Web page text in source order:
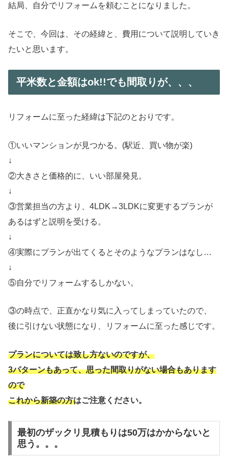
結局、自分でリフォームを頼むことになりました。
そこで、今回は、その経緯と、費用について説明していき
たいと思います。
平米数と金額はok!!でも間取りが、、、
リフォームに至った経緯は下記のとおりです。
①いいマンションが見つかる。(駅近、買い物が楽)
↓
②大きさと価格的に、いい部屋発見。
↓
③営業担当の方より、4LDK→3LDKに変更するプランが
あるはずと説明を受ける。
↓
④実際にプランが出てくるとそのようなプランはなし…
↓
⑤自分でリフォームするしかない。
③の時点で、正直かなり気に入ってしまっていたので、
後に引けない状態になり、リフォームに至った感じです。
プランについては致し方ないのですが、
3パターンもあって、思った間取りがない場合もあります
ので
これから新築の方はご注意ください。
最初のザックリ見積もりは50万はかからないと
思う。。。